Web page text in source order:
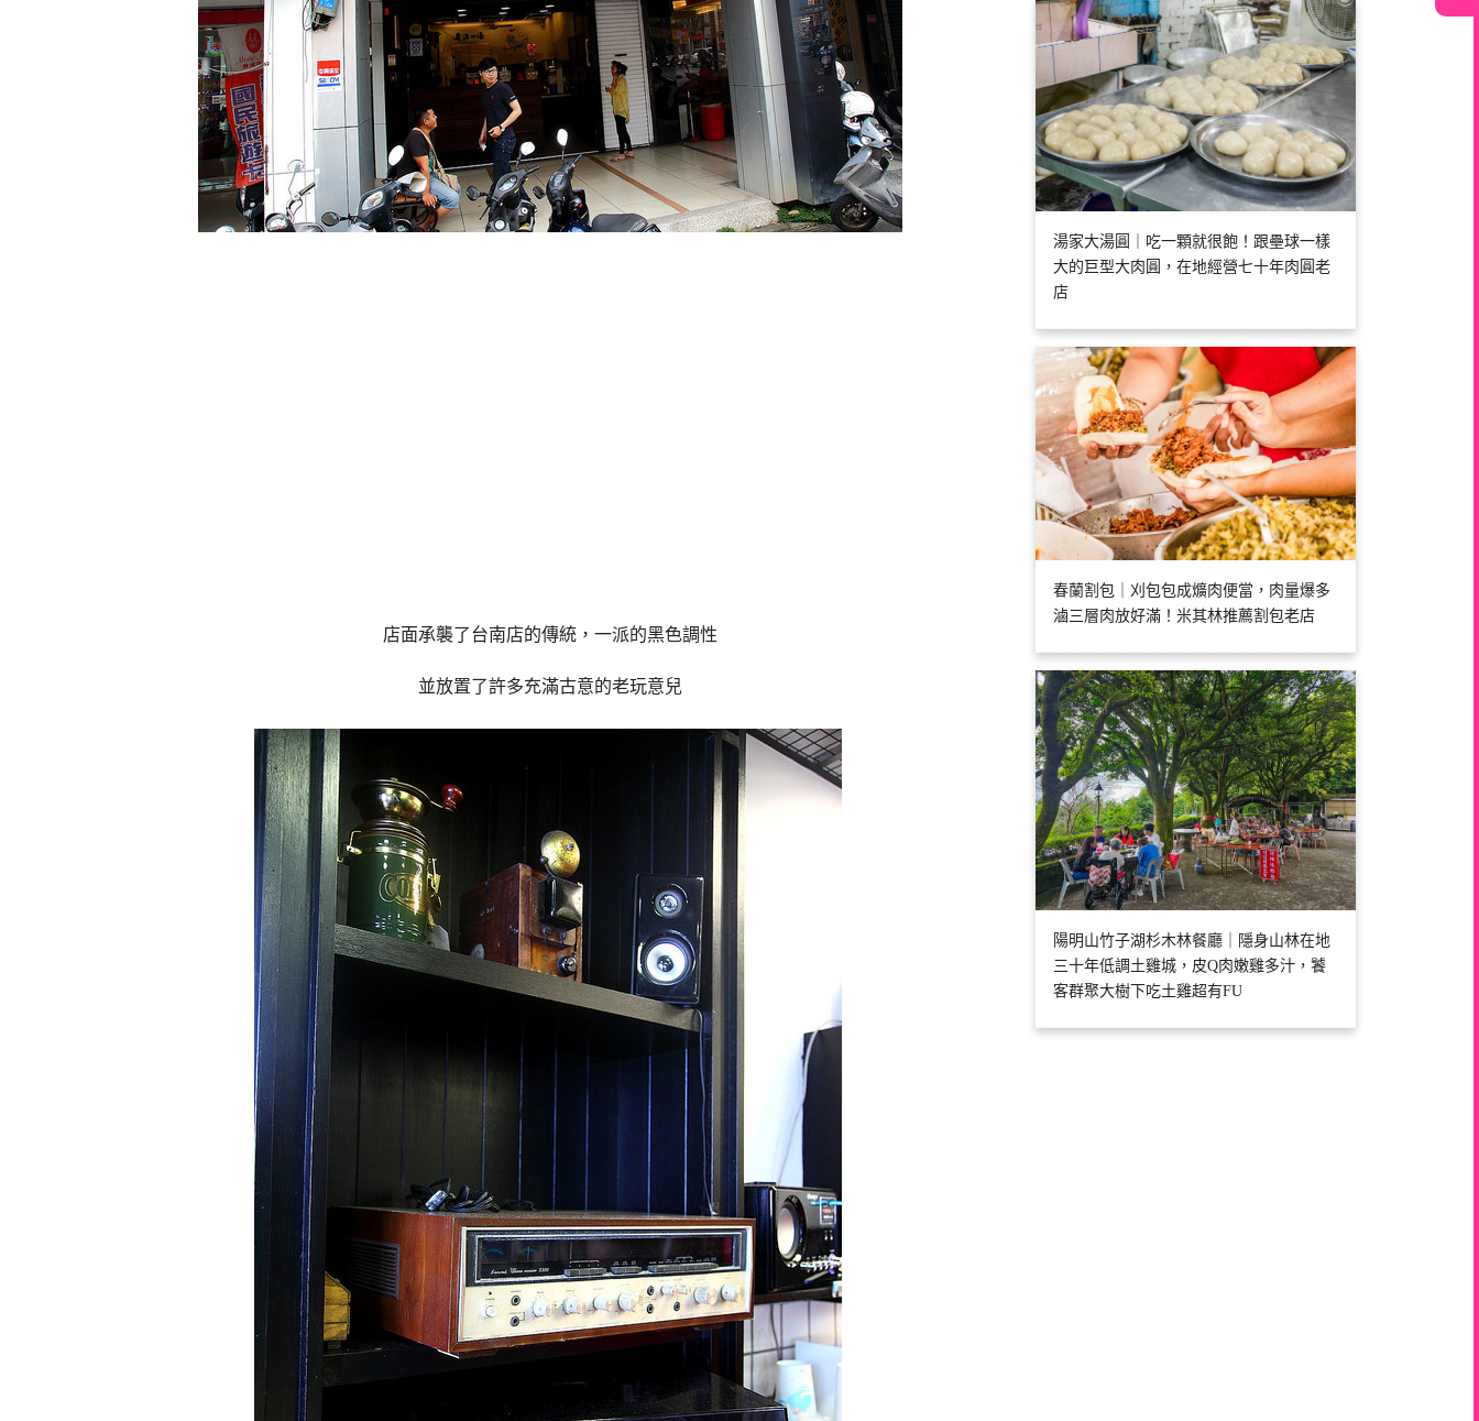
店面承襲了台南店的傳統，一派的黑色調性
並放置了許多充滿古意的老玩意兒
湯家大湯圓｜吃一顆就很飽！跟壘球一樣
大的巨型大肉圓，在地經營七十年肉圓老
店
春蘭割包｜刈包包成爌肉便當，肉量爆多
滷三層肉放好滿！米其林推薦割包老店
陽明山竹子湖杉木林餐廳｜隱身山林在地
三十年低調土雞城，皮Q肉嫩雞多汁，饕
客群聚大樹下吃土雞超有FU